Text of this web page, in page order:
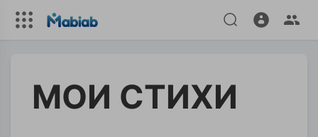
МОИ СТИХИ